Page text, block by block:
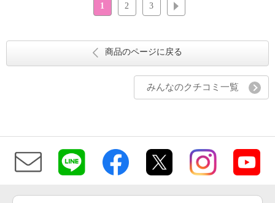
1 2 3
商品のページに戻る
みんなのクチコミ一覧